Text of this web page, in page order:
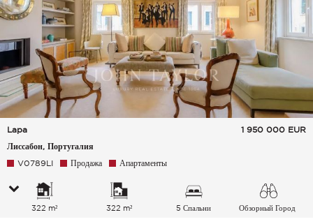
Lapa
Лиссабон, Португалия
1 950 000 EUR
V0789LI Продажа Апартаменты
322 m² 322 m² 5 Спальни Обзорный Город